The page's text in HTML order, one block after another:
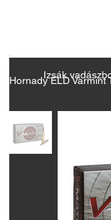
Izsák
Hornady ELD